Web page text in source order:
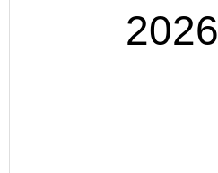
2026